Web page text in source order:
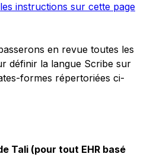
les instructions sur cette page
en revue toutes les
définir la langue Scribe sur
formes répertoriées ci-
Tali (pour tout EHR basé